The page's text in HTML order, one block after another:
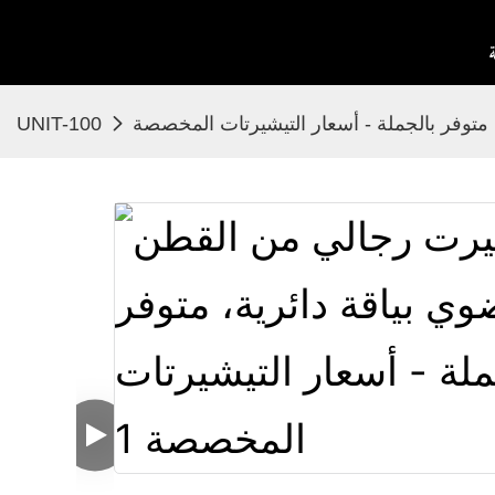
UNIT-100 بالجملة - أسعار التيشيرتات المخصصة